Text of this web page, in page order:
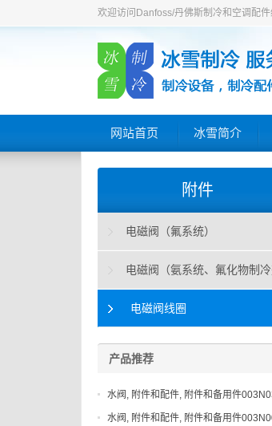
欢迎访问Danfoss/丹佛斯制冷和空调配件
网站首页 冰雪简介
附件
电磁阀（氟系统）
电磁阀（氨系统、氟化物制
统） 电磁阀线圈
产品推荐
水阀, 附件和配件, 附件和备用件
水阀, 附件和配件, 附件和备用件